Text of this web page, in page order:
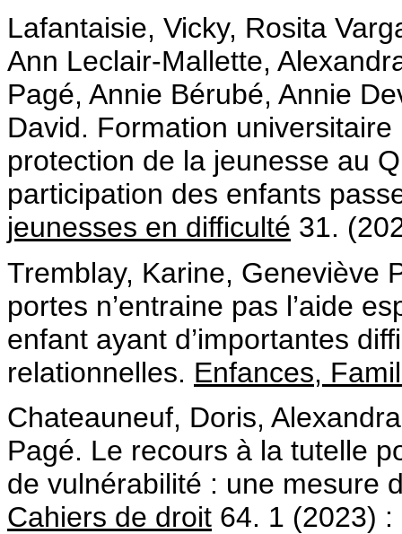
Lafantaisie, Vicky, Rosita
Ann Leclair-Mallette,
Pagé, Annie Bérubé, Annie
David. Formation universitaire
protection de la jeunesse au
participation des enfants
jeunesses en difficulté 31.
Tremblay, Karine, Geneviève
portes n’entraine pas l’aide
enfant ayant d’importantes
relationnelles. Enfances,
Chateauneuf, Doris,
Pagé. Le recours à la tutelle
de vulnérabilité : une mesure
Cahiers de droit 64. 1 (2023)